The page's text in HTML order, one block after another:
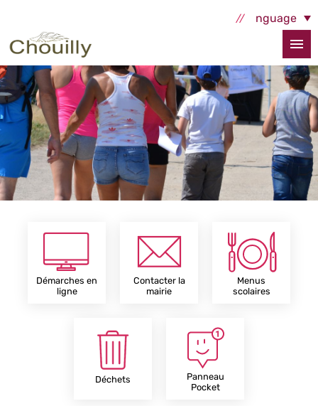
Select Language
Démarches en
ligne
Contacter la
mairie
Menus
scolaires
Déchets
Panneau
Pocket